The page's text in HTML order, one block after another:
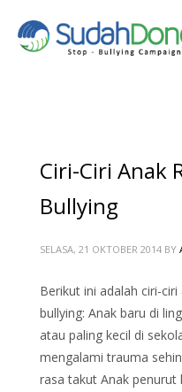
Ciri-Ciri Anak
Bullying
SELASA, 21 OKTOBER 2014 BY
Berikut ini adalah ciri-
bullying: Anak baru di
atau paling kecil di
mengalami trauma
rasa takut Anak penurut